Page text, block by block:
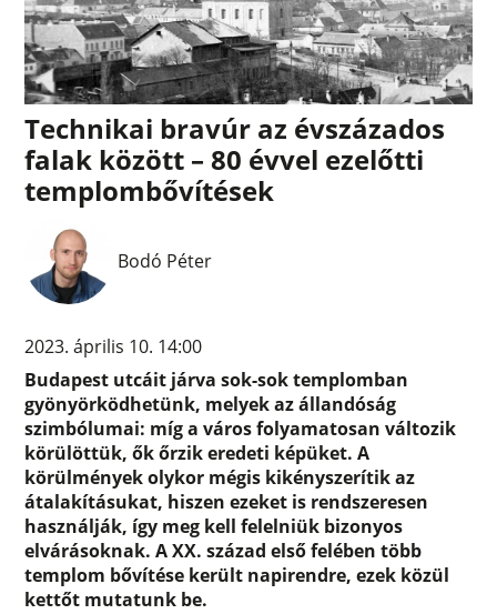
Technikai bravúr az évszázados
falak között – 80 évvel ezelőtti
templombővítések
Bodó Péter
2023. április 10. 14:00
Budapest utcáit járva sok-sok templomban
gyönyörködhetünk, melyek az állandóság
szimbólumai: míg a város folyamatosan változik
körülöttük, ők őrzik eredeti képüket. A
körülmények olykor mégis kikényszerítik az
átalakításukat, hiszen ezeket is rendszeresen
használják, így meg kell felelniük bizonyos
elvárásoknak. A XX. század első felében több
templom bővítése került napirendre, ezek közül
kettőt mutatunk be.